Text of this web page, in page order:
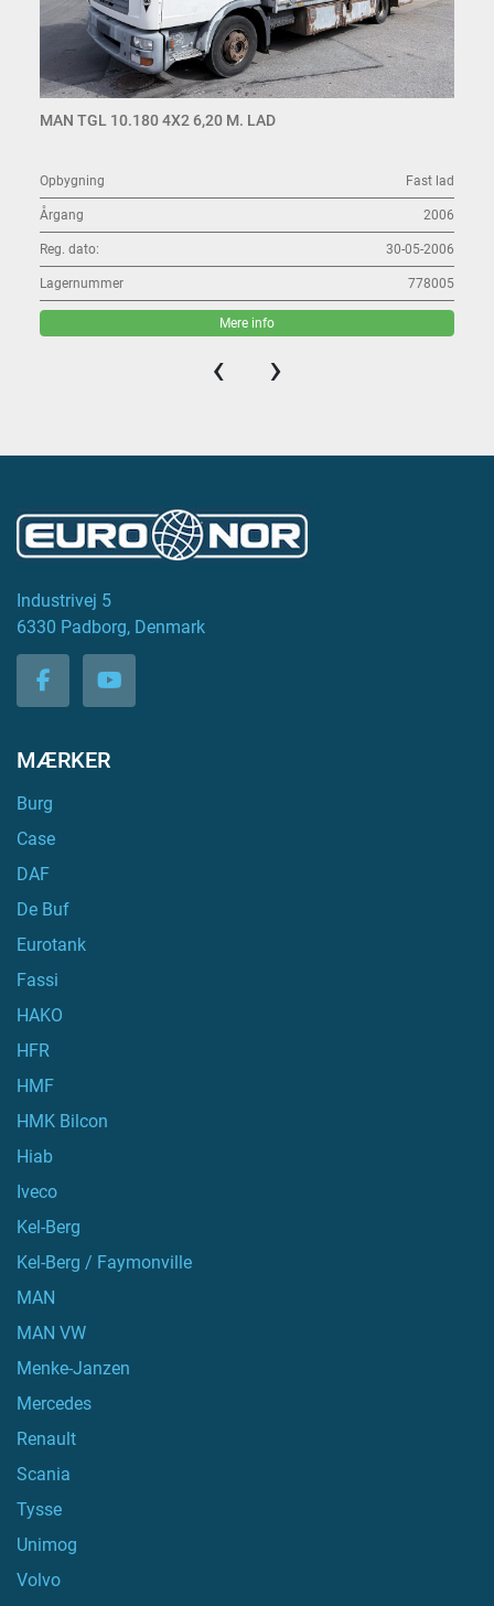
MAN TGL 10.180 4X2 6,20 M. LAD
Opbygning Fast lad
Årgang 2006
Reg. dato: 30-05-2006
Lagernummer 778005
Mere info
‹ ›
Industrivej 5
6330 Padborg, Denmark
facebookyoutube
MÆRKER
Burg
Case
DAF
De Buf
Eurotank
Fassi
HAKO
HFR
HMF
HMK Bilcon
Hiab
Iveco
Kel-Berg
Kel-Berg / Faymonville
MAN
MAN VW
Menke-Janzen
Mercedes
Renault
Scania
Tysse
Unimog
Volvo